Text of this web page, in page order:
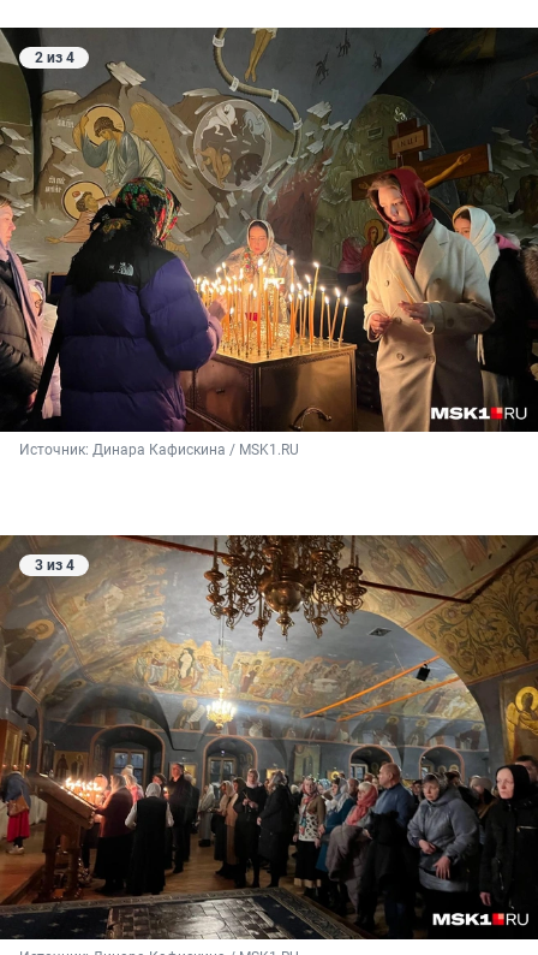
2 из 4
Источник: Динара Кафискина / MSK1.RU
3 из 4